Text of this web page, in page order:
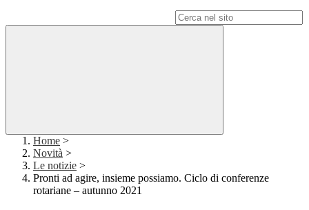
Home >
Novità >
Le notizie >
Pronti ad agire, insieme possiamo. Ciclo di conferenze
rotariane – autunno 2021